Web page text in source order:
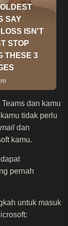
dan kamu
tidak perlu
dan
kamu.
pernah
untuk masuk